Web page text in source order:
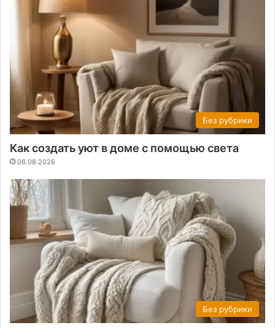
Без рубрики
Как создать уют в доме с помощью света
06.08.2026
Без рубрики